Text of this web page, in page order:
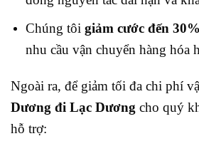
Chúng tôi giảm cước đến 30%
nhu cầu vận chuyển hàng hóa
Ngoài ra, để giảm tối đa chi phí
Dương đi Lạc Dương cho quý
hỗ trợ: